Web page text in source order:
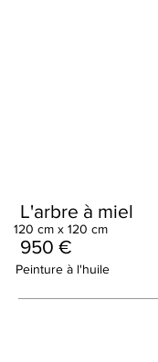
L'arbre à miel
Peinture à l'huile
950 €
120 cm x 120 cm